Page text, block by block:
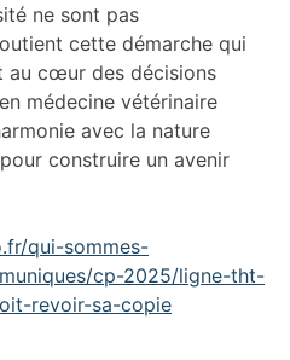
ne sont pas
cette démarche qui
au cœur des décisions
médecine vétérinaire
avec la nature
construire un avenir
qui-sommes-
cp-2025/ligne-tht-
revoir-sa-copie